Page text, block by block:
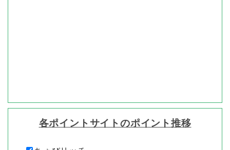
各ポイントサイトのポイント推移